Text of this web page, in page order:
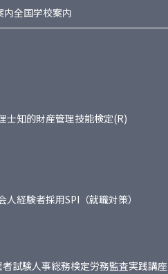
内全国学校案内
士知的財産管理技能検定(R)
人経験者採用SPI（就職対策）
試験人事総務検定労務監査実践講座